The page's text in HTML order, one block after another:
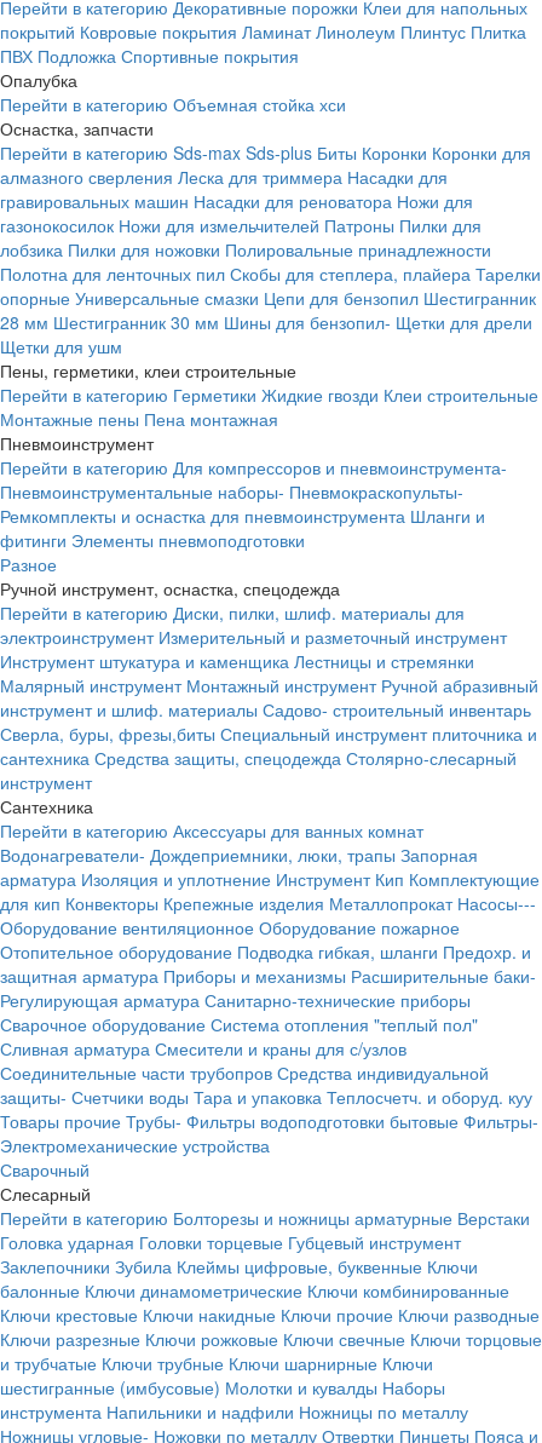
Перейти в категорию Декоративные порожки Клеи для напольных
покрытий Ковровые покрытия Ламинат Линолеум Плинтус Плитка
ПВХ Подложка Спортивные покрытия
Опалубка
Перейти в категорию Объемная стойка хси
Оснастка, запчасти
Перейти в категорию Sds-max Sds-plus Биты Коронки Коронки для
алмазного сверления Леска для триммера Насадки для
гравировальных машин Насадки для реноватора Ножи для
газонокосилок Ножи для измельчителей Патроны Пилки для
лобзика Пилки для ножовки Полировальные принадлежности
Полотна для ленточных пил Скобы для степлера, плайера Тарелки
опорные Универсальные смазки Цепи для бензопил Шестигранник
28 мм Шестигранник 30 мм Шины для бензопил- Щетки для дрели
Щетки для ушм
Пены, герметики, клеи строительные
Перейти в категорию Герметики Жидкие гвозди Клеи строительные
Монтажные пены Пена монтажная
Пневмоинструмент
Перейти в категорию Для компрессоров и пневмоинструмента-
Пневмоинструментальные наборы- Пневмокраскопульты-
Ремкомплекты и оснастка для пневмоинструмента Шланги и
фитинги Элементы пневмоподготовки
Разное
Ручной инструмент, оснастка, спецодежда
Перейти в категорию Диски, пилки, шлиф. материалы для
электроинструмент Измерительный и разметочный инструмент
Инструмент штукатура и каменщика Лестницы и стремянки
Малярный инструмент Монтажный инструмент Ручной абразивный
инструмент и шлиф. материалы Садово- строительный инвентарь
Сверла, буры, фрезы,биты Специальный инструмент плиточника и
сантехника Средства защиты, спецодежда Столярно-слесарный
инструмент
Сантехника
Перейти в категорию Аксессуары для ванных комнат
Водонагреватели- Дождеприемники, люки, трапы Запорная
арматура Изоляция и уплотнение Инструмент Кип Комплектующие
для кип Конвекторы Крепежные изделия Металлопрокат Насосы---
Оборудование вентиляционное Оборудование пожарное
Отопительное оборудование Подводка гибкая, шланги Предохр. и
защитная арматура Приборы и механизмы Расширительные баки-
Регулирующая арматура Санитарно-технические приборы
Сварочное оборудование Система отопления "теплый пол"
Сливная арматура Смесители и краны для с/узлов
Соединительные части трубопров Средства индивидуальной
защиты- Счетчики воды Тара и упаковка Теплосчетч. и оборуд. куу
Товары прочие Трубы- Фильтры водоподготовки бытовые Фильтры-
Электромеханические устройства
Сварочный
Слесарный
Перейти в категорию Болторезы и ножницы арматурные Верстаки
Головка ударная Головки торцевые Губцевый инструмент
Заклепочники Зубила Клеймы цифровые, буквенные Ключи
балонные Ключи динамометрические Ключи комбинированные
Ключи крестовые Ключи накидные Ключи прочие Ключи разводные
Ключи разрезные Ключи рожковые Ключи свечные Ключи торцовые
и трубчатые Ключи трубные Ключи шарнирные Ключи
шестигранные (имбусовые) Молотки и кувалды Наборы
инструмента Напильники и надфили Ножницы по металлу
Ножницы угловые- Ножовки по металлу Отвертки Пинцеты Пояса и